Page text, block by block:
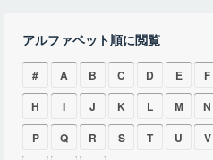
アルファベット順に閲覧
# A B C D E F
H
I J K L M N
P
Q R S T U V